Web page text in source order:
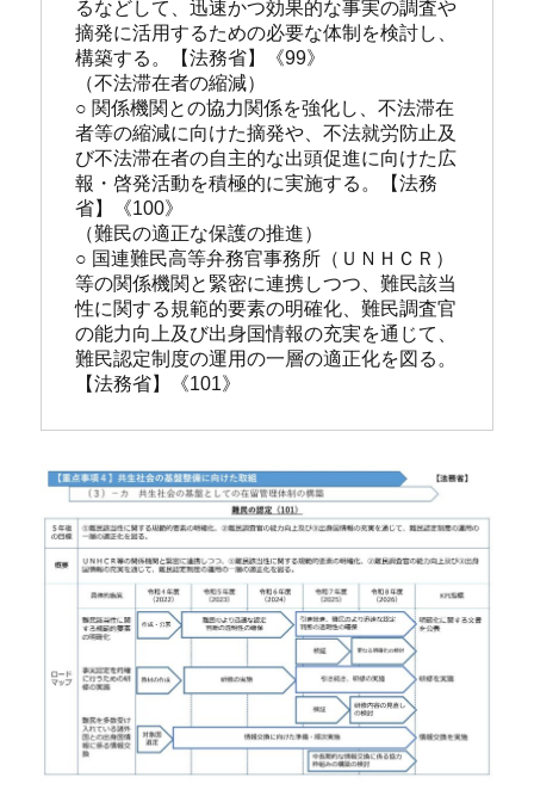
るなどして、迅速かつ効果的な事実の調査や
摘発に活用するための必要な体制を検討し、
構築する。【法務省】《99》
（不法滞在者の縮減）
○ 関係機関との協力関係を強化し、不法滞在
者等の縮減に向けた摘発や、不法就労防止及
び不法滞在者の自主的な出頭促進に向けた広
報・啓発活動を積極的に実施する。【法務
省】《100》
（難民の適正な保護の推進）
○ 国連難民高等弁務官事務所（ＵＮＨＣＲ）
等の関係機関と緊密に連携しつつ、難民該当
性に関する規範的要素の明確化、難民調査官
の能力向上及び出身国情報の充実を通じて、
難民認定制度の運用の一層の適正化を図る。
【法務省】《101》